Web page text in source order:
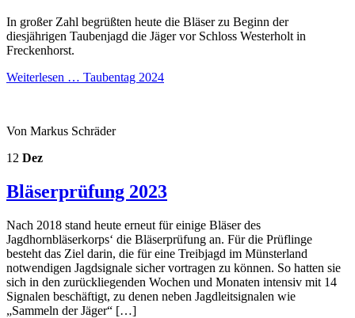
In großer Zahl begrüßten heute die Bläser zu Beginn der
diesjährigen Taubenjagd die Jäger vor Schloss Westerholt in
Freckenhorst.
Weiterlesen … Taubentag 2024
Von Markus Schräder
12 Dez
Bläserprüfung 2023
Nach 2018 stand heute erneut für einige Bläser des
Jagdhornbläserkorps‘ die Bläserprüfung an. Für die Prüflinge
besteht das Ziel darin, die für eine Treibjagd im Münsterland
notwendigen Jagdsignale sicher vortragen zu können. So hatten sie
sich in den zurückliegenden Wochen und Monaten intensiv mit 14
Signalen beschäftigt, zu denen neben Jagdleitsignalen wie
„Sammeln der Jäger“ […]